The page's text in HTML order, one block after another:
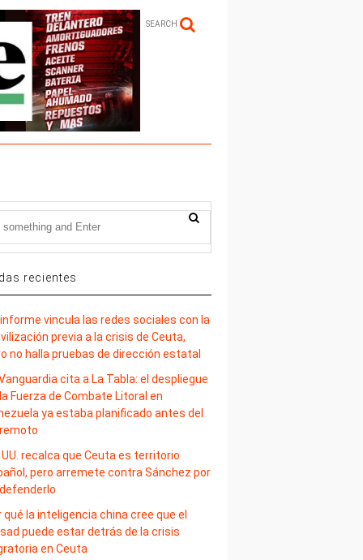
SEARCH
recientes
vincula las redes sociales con la
previa a la crisis de Ceuta,
no halla pruebas de dirección estatal
cita a La Tabla: el despliegue
Fuerza de Combate Litoral en
ya estaba planificado antes del
UU. recalca que Ceuta es territorio
pero arremete contra Sánchez por
qué la inteligencia china cree que el
puede estar detrás de la crisis
en Ceuta